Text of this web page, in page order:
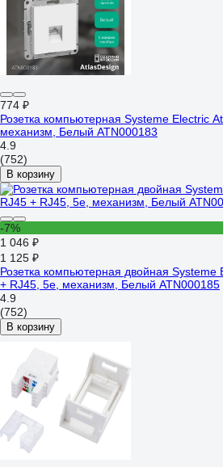
774 ₽
Розетка компьютерная Systeme Electric
механизм, Белый ATN000183
4.9
(752)
В корзину
-7%
1 046 ₽
1 125 ₽
Розетка компьютерная двойная Systeme
+ RJ45, 5e, механизм, Белый ATN000185
4.9
(752)
В корзину